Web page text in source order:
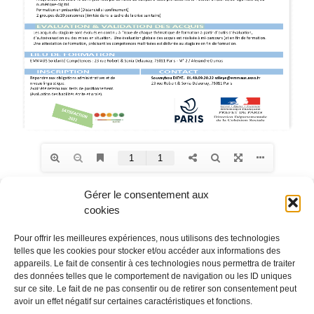
Gérer le consentement aux
cookies
Pour offrir les meilleures expériences, nous utilisons des technologies
telles que les cookies pour stocker et/ou accéder aux informations des
appareils. Le fait de consentir à ces technologies nous permettra de traiter
des données telles que le comportement de navigation ou les ID uniques
sur ce site. Le fait de ne pas consentir ou de retirer son consentement peut
avoir un effet négatif sur certaines caractéristiques et fonctions.
EMMAÜS Solidarité
Le pôle Compétences